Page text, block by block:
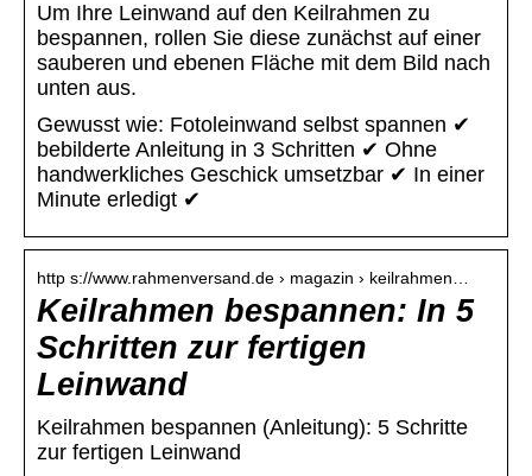
Um Ihre Leinwand auf den Keilrahmen zu
bespannen, rollen Sie diese zunächst auf einer
sauberen und ebenen Fläche mit dem Bild nach
unten aus.
Gewusst wie: Fotoleinwand selbst spannen ✔
bebilderte Anleitung in 3 Schritten ✔ Ohne
handwerkliches Geschick umsetzbar ✔ In einer
Minute erledigt ✔
http s://www.rahmenversand.de › magazin › keilrahmen…
Keilrahmen bespannen: In 5
Schritten zur fertigen
Leinwand
Keilrahmen bespannen (Anleitung): 5 Schritte
zur fertigen Leinwand